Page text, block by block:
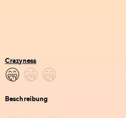
Crazyness
Beschreibung